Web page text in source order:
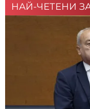
НАЙ-ЧЕТЕНИ